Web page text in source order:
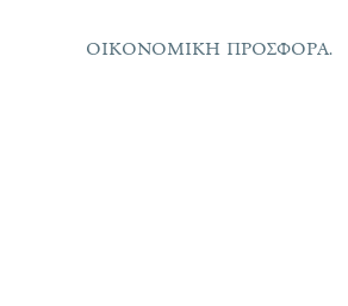
ΟΙΚΟΝΟΜΙΚΗ ΠΡΟΣΦΟΡΑ.